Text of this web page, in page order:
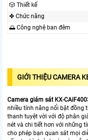
🎲 Thiết kế
✤ Chức năng
🌅 Công nghệ ban đêm
GIỚI THIỆU CAMERA
Camera giám sát KX-
nhiều tính năng nổi bật đồng
thanh tuyệt vời với độ phân
nét và chi tiết hơn với những
cho phép bạn quan sát mọi